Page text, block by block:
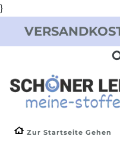
}
Zur Startseite Gehen